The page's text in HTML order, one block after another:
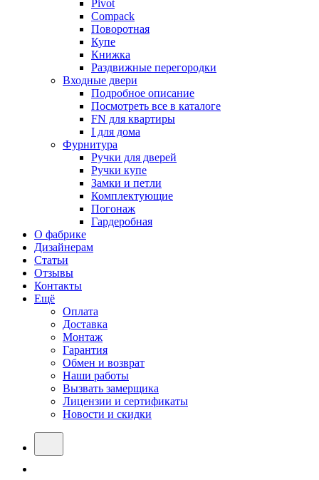
Pivot
Compack
Поворотная
Купе
Книжка
Раздвижные перегородки
Входные двери
Подробное описание
Посмотреть все в каталоге
FN для квартиры
I для дома
Фурнитура
Ручки для дверей
Ручки купе
Замки и петли
Комплектующие
Погонаж
Гардеробная
О фабрике
Дизайнерам
Статьи
Отзывы
Контакты
Ещё
Оплата
Доставка
Монтаж
Гарантия
Обмен и возврат
Наши работы
Вызвать замерщика
Лицензии и сертификаты
Новости и скидки